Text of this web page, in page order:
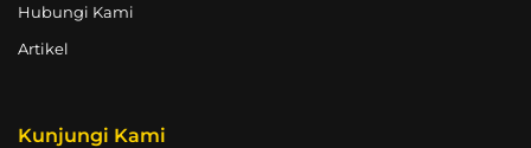
Hubungi Kami
Artikel
Kunjungi Kami